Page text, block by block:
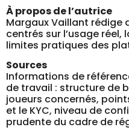
À propos de l’autrice
Margaux Vaillant rédige
centrés sur l’usage
limites pratiques des
Sources
Informations de
de travail : structure de
joueurs concernés,
et le KYC, niveau de
prudente du cadre de